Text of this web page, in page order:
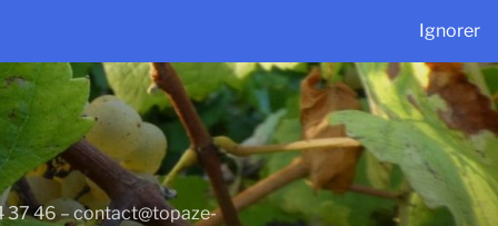
Ignorer
37 46 – contact@topaze-